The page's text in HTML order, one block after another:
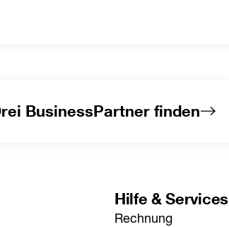
BusinessPartner finden
Hilfe & Services
Rechnung